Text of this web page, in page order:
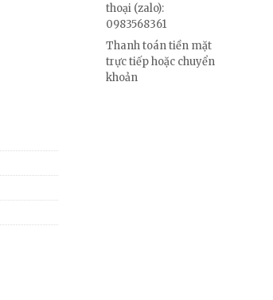
thoại (zalo):
0983568361
Thanh toán tiền mặt
trực tiếp hoặc chuyển
khoản